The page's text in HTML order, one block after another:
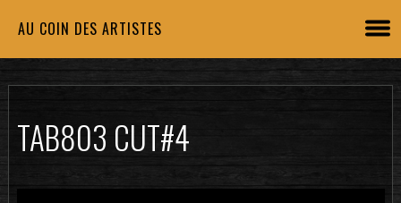
AU COIN DES ARTISTES
TAB803 CUT#4